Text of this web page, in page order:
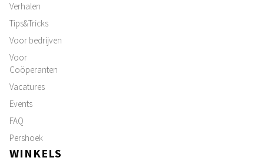
Verhalen
Tips&Tricks
Voor bedrijven
Voor
Coöperanten
Vacatures
Events
FAQ
Pershoek
WINKELS